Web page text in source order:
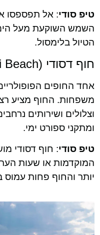
טיפ סודי: אל תפספסו
השמש השוקעת מעל
הטיול בלימסול.
חוף דסודי (Dasoudi Beach)
אחד החופים
משפחות. החוף מציע
וצלולים ושירותים
ומתקני ספורט ימי.
טיפ סודי: חוף דסודי
המוקדמות או שעות
יותר והחוף פחות עמוס